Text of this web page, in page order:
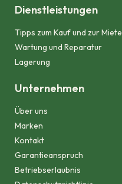
Dienstleistungen
Tipps zum Kauf und zur Miete
Wartung und Reparatur
Lagerung
Unternehmen
Über uns
Marken
Kontakt
Garantieanspruch
Betriebserlaubnis